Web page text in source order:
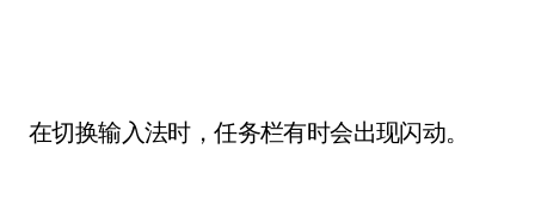
在切换输入法时，任务栏有时会出现闪动。